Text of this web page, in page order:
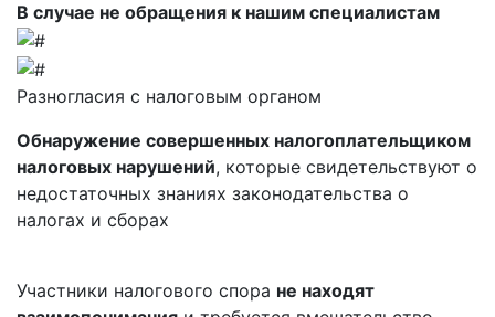
В случае не обращения к нашим специалистам
Разногласия с налоговым органом
Обнаружение совершенных налогоплательщиком
налоговых нарушений, которые свидетельствуют о
недостаточных знаниях законодательства о
налогах и сборах
Участники налогового спора не находят